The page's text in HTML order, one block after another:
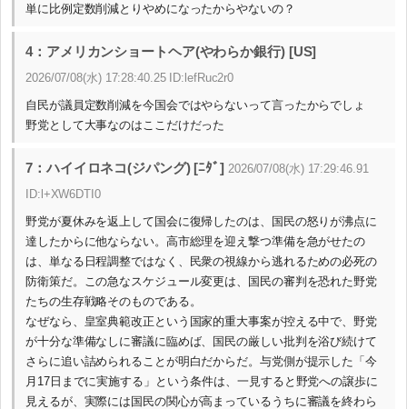
単に比例定数削減とりやめになったからやないの？
4：アメリカンショートヘア(やわらか銀行) [US]
2026/07/08(水) 17:28:40.25 ID:lefRuc2r0
自民が議員定数削減を今国会ではやらないって言ったからでしょ
野党として大事なのはここだけだった
7：ハイイロネコ(ジパング) [ﾆﾀﾞ] 2026/07/08(水) 17:29:46.91
ID:l+XW6DTI0
野党が夏休みを返上して国会に復帰したのは、国民の怒りが沸点に
達したからに他ならない。高市総理を迎え撃つ準備を急がせたの
は、単なる日程調整ではなく、民衆の視線から逃れるための必死の
防衛策だ。この急なスケジュール変更は、国民の審判を恐れた野党
たちの生存戦略そのものである。
なぜなら、皇室典範改正という国家的重大事案が控える中で、野党
が十分な準備なしに審議に臨めば、国民の厳しい批判を浴び続けて
さらに追い詰められることが明白だからだ。与党側が提示した「今
月17日までに実施する」という条件は、一見すると野党への譲歩に
見えるが、実際には国民の関心が高まっているうちに審議を終わら